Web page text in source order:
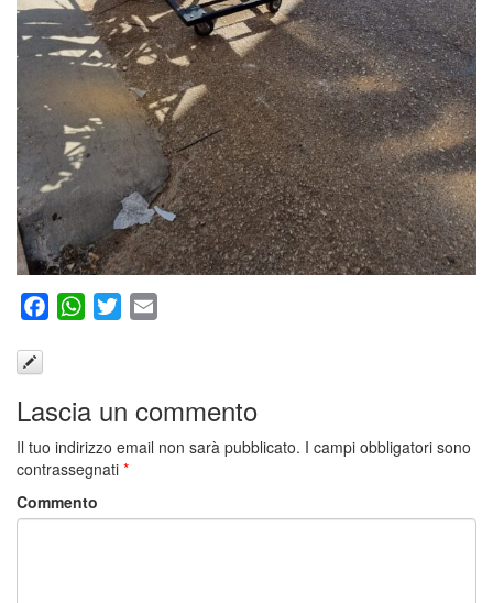
FacebookWhatsApp
Twitter
Lascia un commento
Il tuo indirizzo email non sarà pubblicato. I campi obbligatori sono
contrassegnati *
Commento